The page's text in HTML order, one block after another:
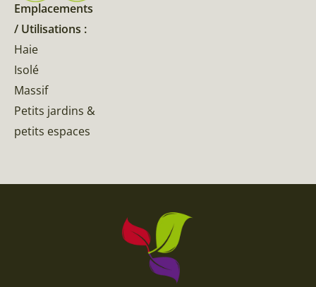
Emplacements
/ Utilisations :
Haie
Isolé
Massif
Petits jardins &
petits espaces